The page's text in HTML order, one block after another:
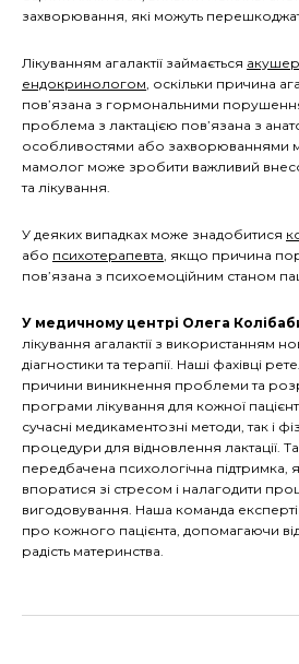
захворювання, які можуть
Лікуванням агалактії займається
ендокринологом , оскільки причина
пов’язана з гормональними
проблема з лактацією пов’язана з
особливостями або захворюваннями
мамолог може зробити важливий
та лікування.
У деяких випадках може знадобитися
або психотерапевта , якщо причина
пов’язана з психоемоційним станом
У медичному центрі Олега
лікування агалактії з використанням
діагностики та терапії. Наші фахівці
причини виникнення проблеми та
програми лікування для кожної
сучасні медикаментозні методи, так і
процедури для відновлення лактації.
передбачена психологічна підтримка,
впоратися зі стресом і налагодити
вигодовування. Наша команда
про кожного пацієнта, допомагаючи
радість материнства.